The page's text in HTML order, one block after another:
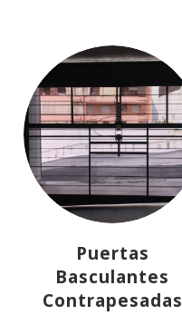
Puertas
Basculantes
Contrapesadas